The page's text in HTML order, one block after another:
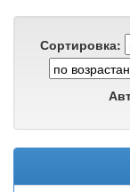
Сортировка: